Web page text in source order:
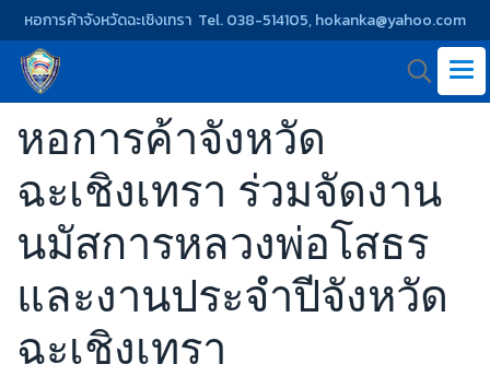
หอการค้าจังหวัดฉะเชิงเทรา Tel. 038-514105, hokanka@yahoo.com
หอการค้าจังหวัด
ฉะเชิงเทรา ร่วมจัดงาน
นมัสการหลวงพ่อโสธร
และงานประจำปีจังหวัด
ฉะเชิงเทรา